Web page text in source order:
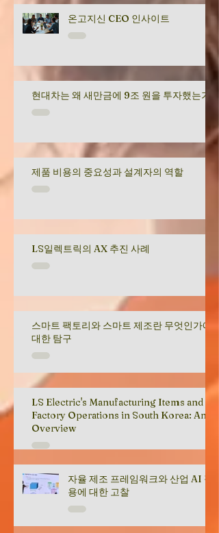
온고지신 CEO 인사이트
현대차는 왜 새만금에 9조 원을 투자했는가
제품 비용의 중요성과 설계자의 역할
LS일렉트릭의 AX 추진 사례
스마트 팩토리와 스마트 제조란 무엇인가에
대한 탐구
LS Electric's Manufacturing Items and
Factory Operations in South Korea: An
Overview
자율 제조 프레임워크와 산업 AI 적
용에 대한 고찰